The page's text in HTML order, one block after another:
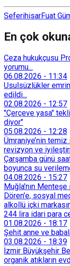
SeferihisarFuat
En çok
Ceza hukukçusu
yorumu...
06.08.2026 - 11:34
Usulsüzlükler
edildi...
02.08.2026 - 12:57
"Çerçeve yasa"
diyor"
05.08.2026 - 12:28
Ümraniye’nin temiz
revizyon ve
Çarşamba günü
boyunca su
04.08.2026 - 15:27
Muğla'nın
Dören'e, sosyal
alkollü içki
244 lira idari para
taşımadığını
başvurdu.
01.08.2026 - 18:17
Şehit anne ve
03.08.2026 - 18:39
İzmir Büyükşehir
organik atıkların